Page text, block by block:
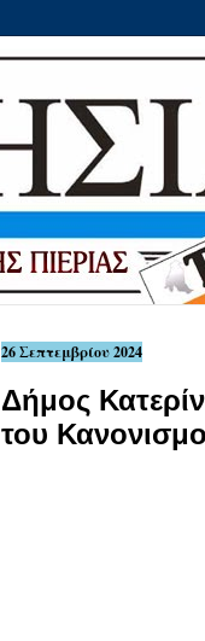
26 Σεπτεμβρίου 2024
Δήμος
του